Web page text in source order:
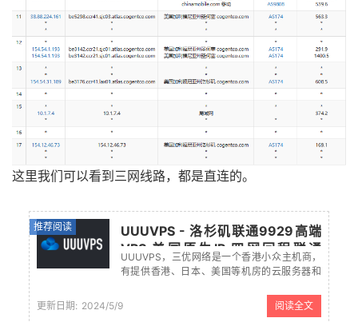
这里我们可以看到三网线路，都是直连的。
推荐阅读
UUUVPS - 洛杉矶联通9929高端
VPS 美国原生IP 四网回程联通
9929
UUUVPS，三优网络是一个香港小众主机商，
有提供香港、日本、美国等机房的云服务器和
9902高端VPS主机，美国原生IP地址。如果有
需要联通优化网络9929线路的可以选择。 七五
更新日期: 2024/5/9 阅读全文